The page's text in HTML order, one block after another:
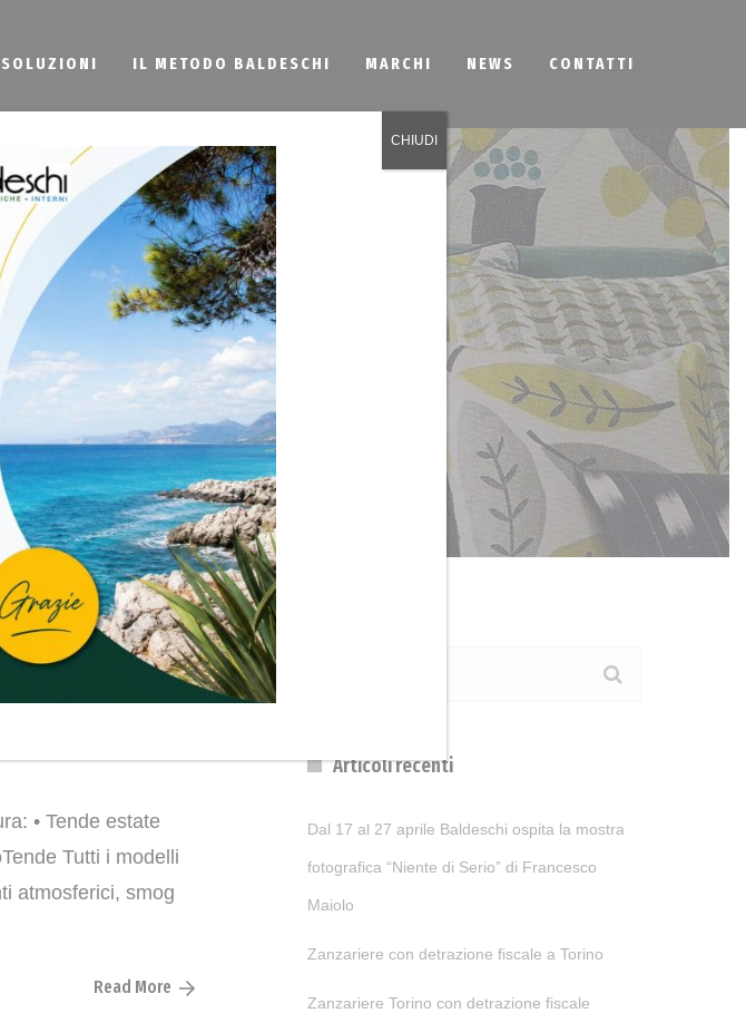
SOLUZIONI IL METODO BALDESCHI MARCHI NEWS CONTATTI
• Tende estate
Tutti i modelli
atmosferici, smog
Read More
Articoli recenti
Dal 17 al 27 aprile Baldeschi ospita la mostra
fotografica “Niente di Serio” di Francesco
Maiolo
Zanzariere con detrazione fiscale a Torino
Zanzariere Torino con detrazione fiscale
CHIUDI